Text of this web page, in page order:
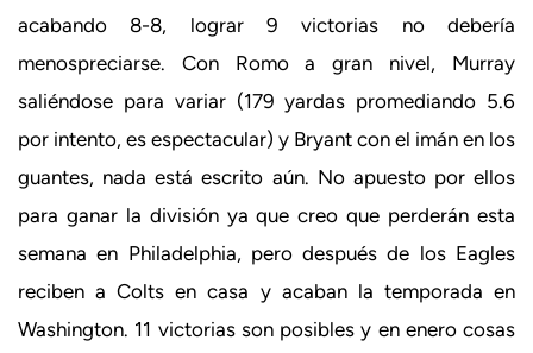
acabando 8-8, lograr 9 victorias no debería
menospreciarse. Con Romo a gran nivel, Murray
saliéndose para variar (179 yardas promediando 5.6
por intento, es espectacular) y Bryant con el imán en los
guantes, nada está escrito aún. No apuesto por ellos
para ganar la división ya que creo que perderán esta
semana en Philadelphia, pero después de los Eagles
reciben a Colts en casa y acaban la temporada en
Washington. 11 victorias son posibles y en enero cosas